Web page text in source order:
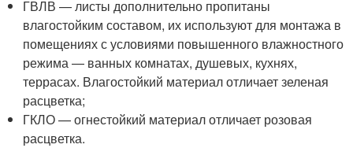
ГВЛВ — листы дополнительно пропитаны
влагостойким составом, их используют для монтажа в
помещениях с условиями повышенного влажностного
режима — ванных комнатах, душевых, кухнях,
террасах. Влагостойкий материал отличает зеленая
расцветка;
ГКЛО — огнестойкий материал отличает розовая
расцветка.